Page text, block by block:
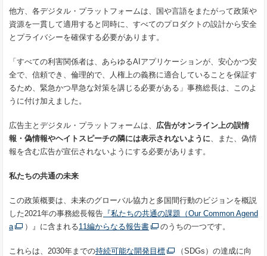
他方、各デジタル・プラットフォームは、国や言語をまたがって政策や
資源を一貫して適用すると同時に、すべてのプロダクトの設計から安全
とプライバシーを確保する必要があります。
「すべての利害関係者は、あらゆるAIアプリケーションが、安心かつ安
全で、信頼でき、倫理的で、人権上の義務に適合していることを保証す
るため、緊急かつ早急な対策を講じる必要がある」事務総長は、このよ
うに付け加えました。
広告主とデジタル・プラットフォームは、 広告がオンライン上の誤情
報・偽情報やヘイトスピーチの隣には表示されないように 、また、偽情
報を含む広告が宣伝されないようにする必要があります。
私たちの共通の未来
この政策概要は、未来のグローバル協力と多国間行動のビジョンを概説
した2021年の事務総長報告 『私たちの共通の課題（Our Common Agend
a
）』に含まれる11編からなる報告書 のうちの一つです。
これらは、2030年までの持続可能な開発目標 （SDGs ） の達成に向